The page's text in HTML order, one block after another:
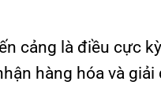
cảng là điều cực
hàng hóa và giải